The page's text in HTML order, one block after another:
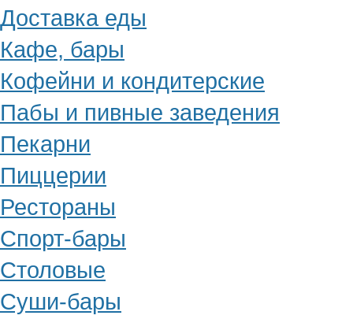
Доставка еды
Кафе, бары
Кофейни и кондитерские
Пабы и пивные заведения
Пекарни
Пиццерии
Рестораны
Спорт-бары
Столовые
Суши-бары